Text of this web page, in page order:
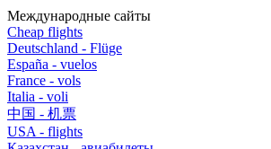
Международные сайты
Cheap flights
Deutschland - Flüge
España - vuelos
France - vols
Italia - voli
中国 - 机票
USA - flights